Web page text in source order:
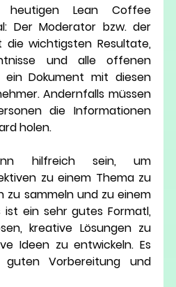
heutigen Lean Coffee
Der Moderator bzw. der
wichtigsten Resultate,
und alle offenen
Dokument mit diesen
Andernfalls müssen
die Informationen
holen.
hilfreich sein, um
zu einem Thema zu
zu sammeln und zu einem
ist ein sehr gutes Formatl,
kreative Lösungen zu
Ideen zu entwickeln. Es
Vorbereitung und